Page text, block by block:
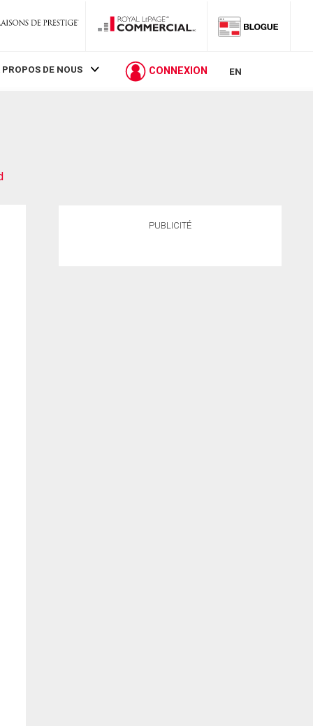
PROPOS DE NOUS CONNEXION EN
PUBLICITÉ